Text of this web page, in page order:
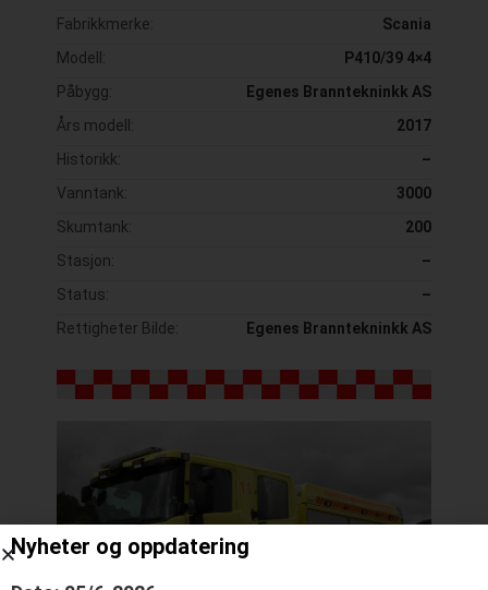
Fabrikkmerke:
Scania
Modell:
P410/39 4×4
Påbygg:
Egenes Branntekninkk AS
Års modell:
2017
Historikk:
–
Vanntank:
3000
Skumtank:
200
Stasjon:
–
Status:
–
Rettigheter Bilde:
Egenes Branntekninkk AS
Nyheter og oppdatering